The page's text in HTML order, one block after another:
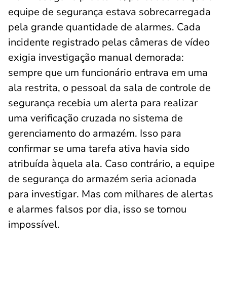
equipe de segurança estava sobrecarregada
pela grande quantidade de alarmes. Cada
incidente registrado pelas câmeras de vídeo
exigia investigação manual demorada:
sempre que um funcionário entrava em uma
ala restrita, o pessoal da sala de controle de
segurança recebia um alerta para realizar
uma verificação cruzada no sistema de
gerenciamento do armazém. Isso para
confirmar se uma tarefa ativa havia sido
atribuída àquela ala. Caso contrário, a equipe
de segurança do armazém seria acionada
para investigar. Mas com milhares de alertas
e alarmes falsos por dia, isso se tornou
impossível.